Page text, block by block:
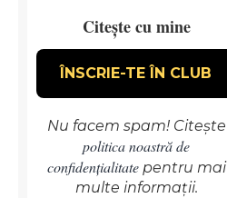
Citește cu mine
Nu facem spam! Citește
politica noastră de
confidențialitatepentru mai
multe informații.